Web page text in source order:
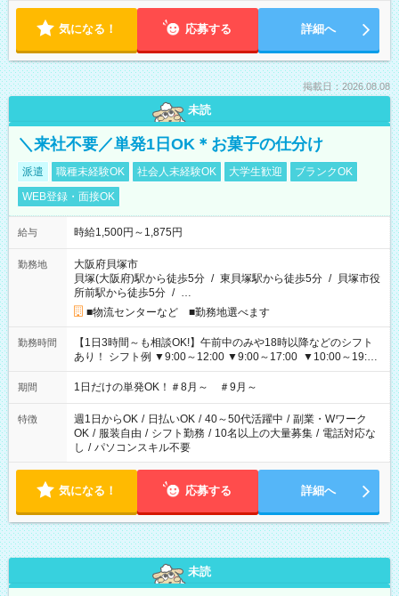
気になる！ 応募する 詳細へ
掲載日：2026.08.08
未読
＼来社不要／単発1日OK＊お菓子の仕分け
派遣 職種未経験OK 社会人未経験OK 大学生歓迎
ブランクOK
WEB登録・面接OK
給与 時給1,500円～1,875円
勤務地
大阪府貝塚市
貝塚(大阪府)駅から徒歩5分 / 東貝塚駅から徒歩5分 / 貝塚市役
所前駅から徒歩5分 / …
■物流センターなど ■勤務地選べます
勤務時間
【1日3時間～も相談OK!】午前中のみや18時以降などのシフト
あり！ シフト例 ▼9:00～12:00 ▼9:00～17:00 ▼10:00～19:00
▼18:00～21:00
期間 1日だけの単発OK！＃8月～ ＃9月～
特徴 週1日からOK / 日払いOK / 40～50代活躍中 / 副業・Wワーク
OK / 服装自由 / シフト勤務 / 10名以上の大量募集 / 電話対応な
し / パソコンスキル不要
気になる！ 応募する 詳細へ
未読